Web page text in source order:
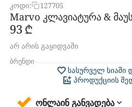
კოდი: 127705
Marvo კლავიატურა &
‍93‍ ₾
არ არის გაყიდვაში
ბრენდი
სასურველ სიაში
პროდუქციის
ონლაინ განვადება